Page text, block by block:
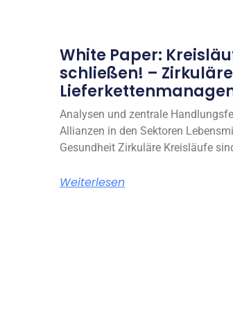
White Paper:
schließen! –
Analysen und zentrale
Allianzen in den Sektoren
Gesundheit Zirkuläre Kreisläufe
Weiterlesen